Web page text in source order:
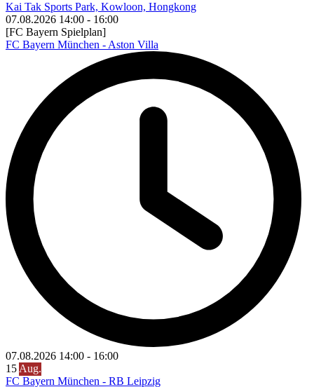
Kai Tak Sports Park, Kowloon, Hongkong
07.08.2026 14:00 - 16:00
[FC Bayern Spielplan]
FC Bayern München - Aston Villa
07.08.2026 14:00 - 16:00
15 Aug.
FC Bayern München - RB Leipzig